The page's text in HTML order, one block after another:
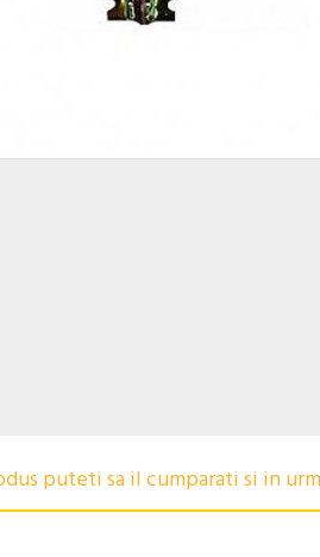
puteti sa il cumparati si in